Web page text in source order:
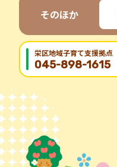
そのほか
栄区地域⼦育て⽀援拠点
045-898-1615